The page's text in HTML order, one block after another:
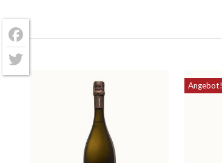
Angebot!
Facebook
Twitter